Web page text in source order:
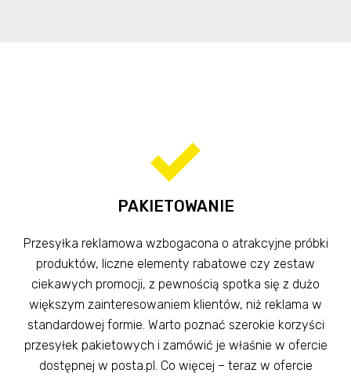
PAKIETOWANIE
Przesyłka reklamowa wzbogacona o atrakcyjne próbki
produktów, liczne elementy rabatowe czy zestaw
ciekawych promocji, z pewnością spotka się z dużo
większym zainteresowaniem klientów, niż reklama w
standardowej formie. Warto poznać szerokie korzyści
przesyłek pakietowych i zamówić je właśnie w ofercie
dostępnej w posta.pl. Co więcej – teraz w ofercie